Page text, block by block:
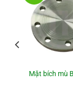
Mặt bích mù